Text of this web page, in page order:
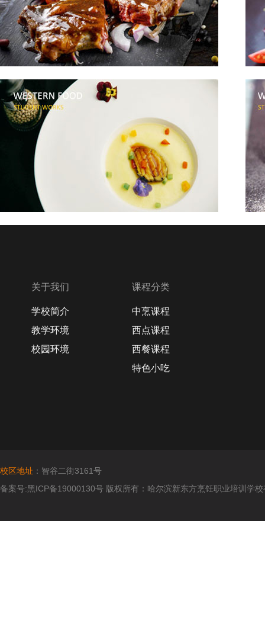
关于我们
学校简介
教学环境
校园环境
课程分类
中烹课程
西点课程
西餐课程
特色小吃
校区地址 ：智谷二街3161号
备案号:黑ICP备19000130号 版权所有：哈尔滨新东方烹饪职业培训学